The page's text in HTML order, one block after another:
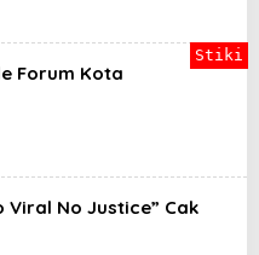
Forum Kota
Stiki
Viral No Justice” Cak